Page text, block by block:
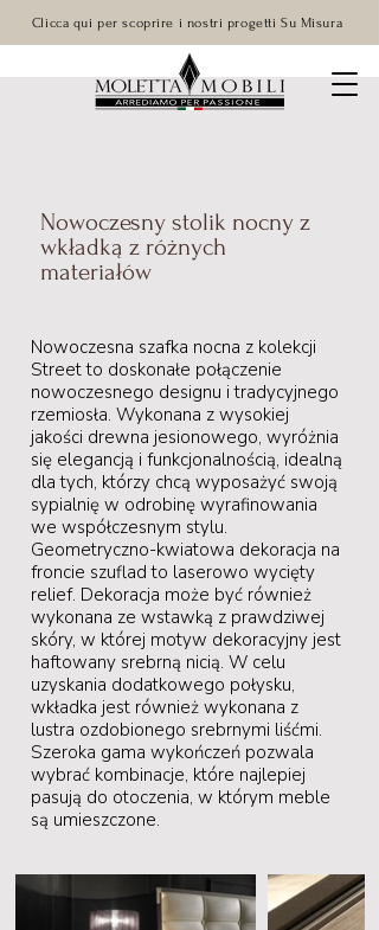
Clicca qui per scoprire i nostri progetti Su Misura
Nowoczesny stolik nocny z
wkładką z różnych
materiałów
Nowoczesna szafka nocna z kolekcji
Street to doskonałe połączenie
nowoczesnego designu i tradycyjnego
rzemiosła. Wykonana z wysokiej
jakości drewna jesionowego, wyróżnia
się elegancją i funkcjonalnością, idealną
dla tych, którzy chcą wyposażyć swoją
sypialnię w odrobinę wyrafinowania
we współczesnym stylu.
Geometryczno-kwiatowa dekoracja na
froncie szuflad to laserowo wycięty
relief. Dekoracja może być również
wykonana ze wstawką z prawdziwej
skóry, w której motyw dekoracyjny jest
haftowany srebrną nicią. W celu
uzyskania dodatkowego połysku,
wkładka jest również wykonana z
lustra ozdobionego srebrnymi liśćmi.
Szeroka gama wykończeń pozwala
wybrać kombinacje, które najlepiej
pasują do otoczenia, w którym meble
są umieszczone.